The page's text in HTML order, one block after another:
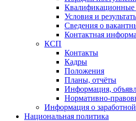
Квалификационные
Условия и
Сведения о
Контактная
КСП
Контакты
Кадры
Положения
Планы, отчёты
Информация,
Нормативно-
Информация о
Национальная политика